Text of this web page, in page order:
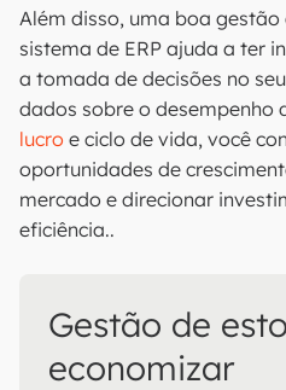
Além disso, uma boa
sistema de ERP ajuda a ter
a tomada de decisões no
dados sobre o desempenho
lucro e ciclo de vida, você
oportunidades de
mercado e direcionar
eficiência..
Gestão de
economizar